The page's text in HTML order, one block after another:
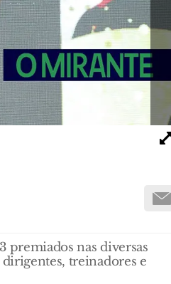
premiados nas diversas
treinadores e